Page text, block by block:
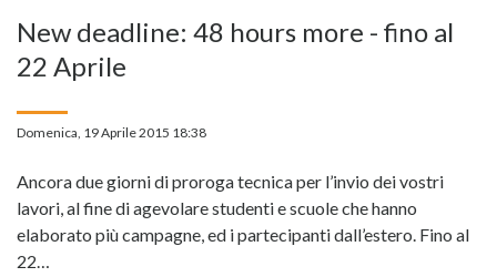
New deadline: 48 hours more - fino al
22 Aprile
Domenica, 19 Aprile 2015 18:38
Ancora due giorni di proroga tecnica per l’invio dei vostri
lavori, al fine di agevolare studenti e scuole che hanno
elaborato più campagne, ed i partecipanti dall’estero. Fino al
22…